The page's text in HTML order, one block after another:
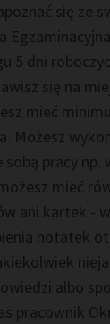
się ze
5 dni
się na
mieć
Możesz
pracy np.
mieć
ani kartek -
notatek
albo
pracownik